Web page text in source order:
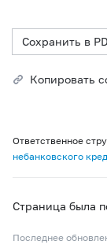
Сохранить в
Копировать
Ответственное
небанковского
Страница была
Последнее